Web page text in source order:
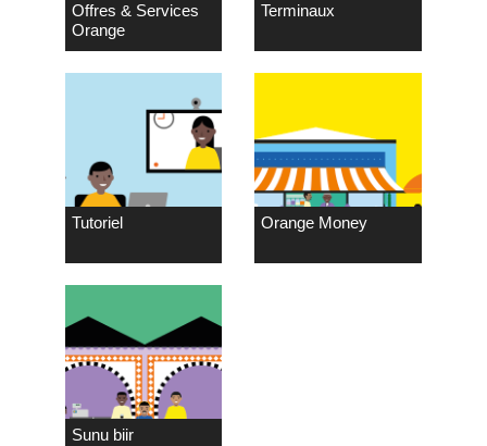
Offres & Services
Orange
Terminaux
Tutoriel Orange Money
Sunu biir